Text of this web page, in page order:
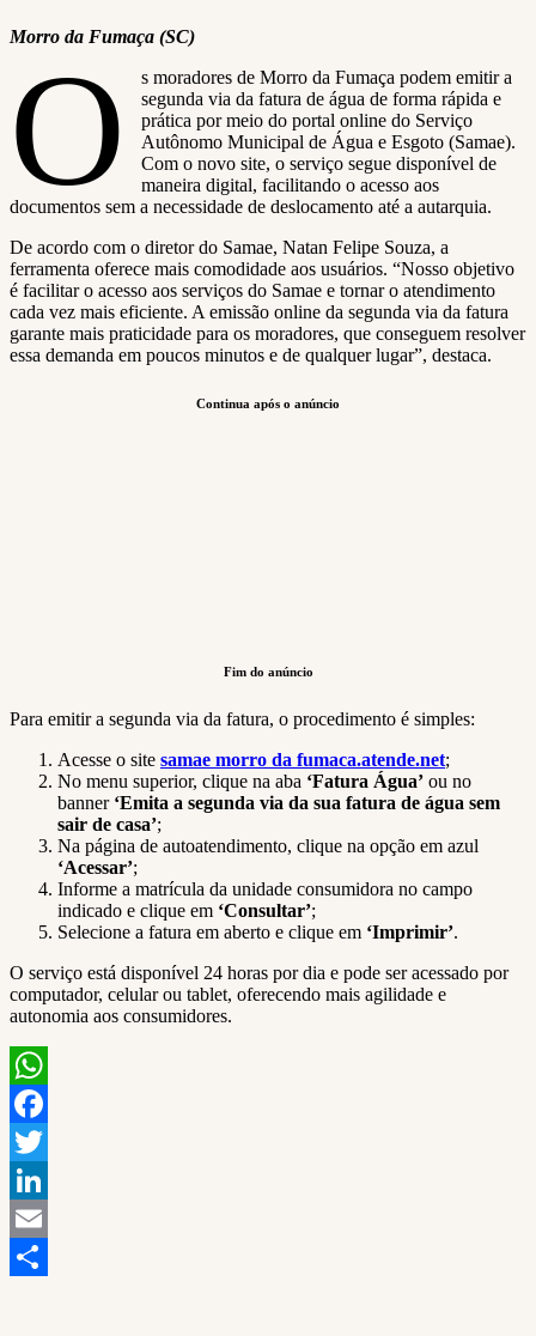
Morro da Fumaça (SC)
O
s moradores de Morro da Fumaça podem emitir a
segunda via da fatura de água de forma rápida e
prática por meio do portal online do Serviço
Autônomo Municipal de Água e Esgoto (Samae).
Com o novo site, o serviço segue disponível de
maneira digital, facilitando o acesso aos
documentos sem a necessidade de deslocamento até a autarquia.
De acordo com o diretor do Samae, Natan Felipe Souza, a
ferramenta oferece mais comodidade aos usuários. “Nosso objetivo
é facilitar o acesso aos serviços do Samae e tornar o atendimento
cada vez mais eficiente. A emissão online da segunda via da fatura
garante mais praticidade para os moradores, que conseguem resolver
essa demanda em poucos minutos e de qualquer lugar”, destaca.
Continua após o anúncio
Fim do anúncio
Para emitir a segunda via da fatura, o procedimento é simples:
Acesse o site samae morro da fumaca.atende.net;
No menu superior, clique na aba ‘Fatura Água’ ou no
banner ‘Emita a segunda via da sua fatura de água sem
sair de casa’;
Na página de autoatendimento, clique na opção em azul
‘Acessar’;
Informe a matrícula da unidade consumidora no campo
indicado e clique em ‘Consultar’;
Selecione a fatura em aberto e clique em ‘Imprimir’.
O serviço está disponível 24 horas por dia e pode ser acessado por
computador, celular ou tablet, oferecendo mais agilidade e
autonomia aos consumidores.
WhatsApp
Facebook
Twitter
LinkedIn
Email